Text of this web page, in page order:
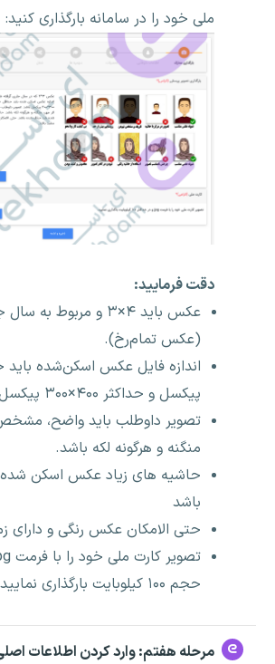
ملی خود را در سامانه بارگذاری کنید:
دقت فرمایید:
عکس باید ۴×۳ و مربوط
(عکس تمام‌رخ).
پیکسل و حداکثر ۴۰۰×۳۰۰ پیکسل باشد.
تصویر داوطلب باید واضح، مشخص
منگنه و هرگونه لکه باشد.
حاشیه های زیاد عکس اسکن
باشد
حتی الامکان عکس رنگی و دارای
حجم ۱۰۰ کیلوبایت بارگذاری نمایید.
مرحله هفتم: وارد کردن اطلاعات